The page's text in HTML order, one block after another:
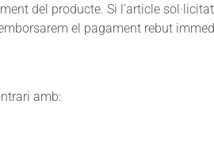
del producte. Si l’article
el pagament rebut
amb: